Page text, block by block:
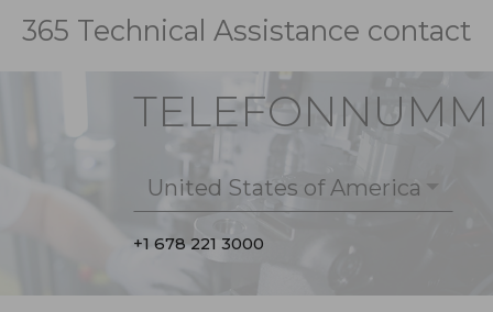
365 Technical Assistance contact
United States of America
+1 678 221 3000